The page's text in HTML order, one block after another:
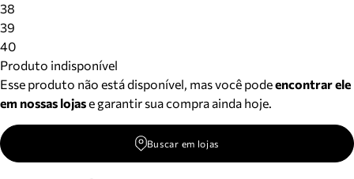
38
39
40
Produto indisponível
Esse produto não está disponível, mas você podeencontrar ele
em nossas lojase garantir sua compra ainda hoje.
Buscar em lojas